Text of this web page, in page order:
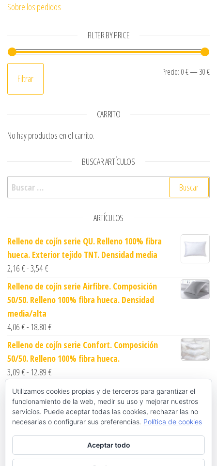
Sobre los pedidos
FILTER BY PRICE
Filtrar
Precio: 0 €— 30 €
CARRITO
No hay productos en el carrito.
BUSCAR ARTÍCULOS
Buscar:
ARTÍCULOS
Relleno de cojín serie QU. Relleno 100% fibra
hueca. Exterior tejido TNT. Densidad media
2,16 €-3,54€
Relleno de cojín serie Airfibre. Composición
50/50. Relleno 100% fibra hueca. Densidad
media/alta
4,06 €- 18,80 €
Relleno de cojín serie Confort. Composición
50/50. Relleno 100% fibra hueca.
3,09 €- 12,89 €
Funda nórdica blanca con solapa. Serie QU.
Composición 50/50
8,34 € - 13,26 €Rango de precios: desde 8,34 € hasta 13,26 €
Funda nórdica blanca sin cerrar con pasamanos.
Serie OR. Composición 100% algodón
10,09€-21,64€Rango de precios: desde 10,09 € hasta 21,64 €
Utilizamos cookies propias y de terceros para garantizar el
funcionamiento de la web, medir su uso y mejorar nuestros
servicios. Puede aceptar todas las cookies, rechazar las no
necesarias o configurar sus preferencias. Política de cookies
Aceptar todo